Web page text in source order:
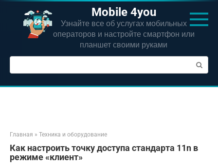
Перейти
контенту
Mobile 4you
Узнайте все об услугах мобильных
операторов и настройте смартфон или
планшет своими руками
Поиск:
Главная » Техника и оборудование
Как настроить точку доступа стандарта 11n в
режиме «клиент»